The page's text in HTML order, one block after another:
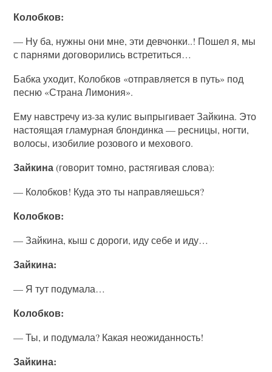
Колобков:
— Ну ба, нужны они мне, эти девчонки..! Пошел я, мы
с парнями договорились встретиться…
Бабка уходит, Колобков «отправляется в путь» под
песню «Страна Лимония».
Ему навстречу из-за кулис выпрыгивает Зайкина. Это
настоящая гламурная блондинка — ресницы, ногти,
волосы, изобилие розового и мехового.
Зайкина(говорит томно, растягивая слова):
— Колобков! Куда это ты направляешься?
Колобков:
— Зайкина, кыш с дороги, иду себе и иду…
Зайкина:
— Я тут подумала…
Колобков:
— Ты, и подумала? Какая неожиданность!
Зайкина: